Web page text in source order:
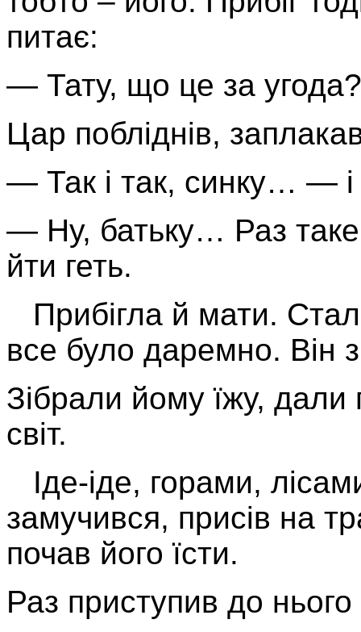
питає:
— Тату, що це за угода?
Цар побліднів,
— Так і так, синку… — і
— Ну, батьку… Раз
йти геть.
Прибігла й мати.
все було даремно. Він
Зібрали йому їжу,
світ.
Іде-іде, горами,
замучився, присів на
почав його їсти.
Раз приступив до